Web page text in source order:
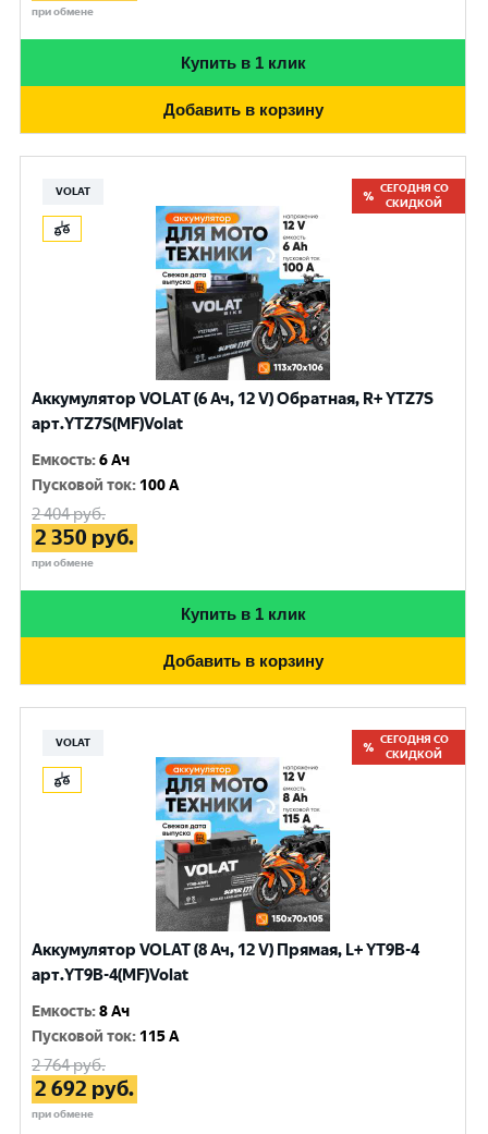
при обмене
Купить в 1 клик
Добавить в корзину
VOLAT
СЕГОДНЯ СО
СКИДКОЙ
Аккумулятор VOLAT (6 Ач, 12 V) Обратная, R+ YTZ7S
арт.YTZ7S(MF)Volat
Емкость:6 Ач
Пусковой ток: 100 A
2 404руб.
2 350 руб.
при обмене
Купить в 1 клик
Добавить в корзину
VOLAT
СЕГОДНЯ СО
СКИДКОЙ
Аккумулятор VOLAT (8 Ач, 12 V) Прямая, L+ YT9B-4
арт.YT9B-4(MF)Volat
Емкость:8 Ач
Пусковой ток: 115 A
2 764руб.
2 692 руб.
при обмене